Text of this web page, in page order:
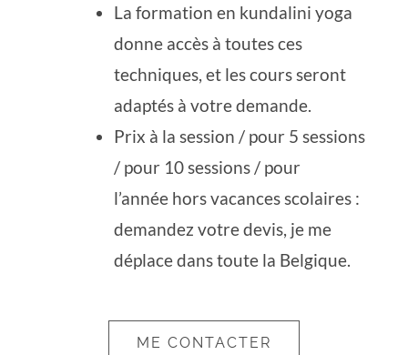
La formation en kundalini yoga
donne accès à toutes ces
techniques, et les cours seront
adaptés à votre demande.
Prix à la session / pour 5 sessions
/ pour 10 sessions / pour
l’année hors vacances scolaires :
demandez votre devis, je me
déplace dans toute la Belgique.
ME CONTACTER